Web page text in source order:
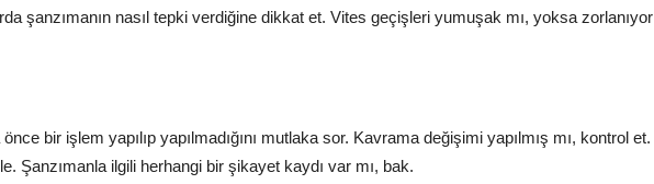
şanzımanın nasıl tepki verdiğine dikkat et. Vites geçişleri yumuşak mı, yoksa zorlanıyor
bir işlem yapılıp yapılmadığını mutlaka sor. Kavrama değişimi yapılmış mı, kontrol et.
Şanzımanla ilgili herhangi bir şikayet kaydı var mı, bak.